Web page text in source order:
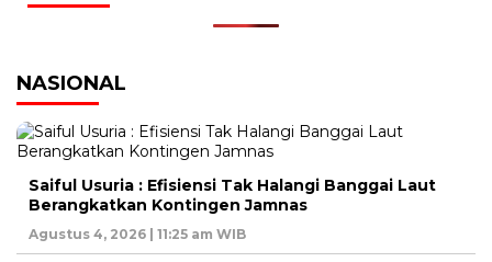
NASIONAL
Saiful Usuria : Efisiensi Tak Halangi Banggai Laut
Berangkatkan Kontingen Jamnas
Agustus 4, 2026 | 11:25 am WIB